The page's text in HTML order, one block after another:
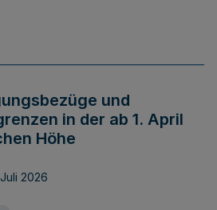
und
in der ab 1. April
Höhe
2026